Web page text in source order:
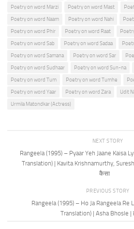
Poetry on word Marzi
Poetry on word Mast
Poetry on word Naam
Poetry on word Nahi
Poetry on word Phir
Poetry on word Raat
Poetry on word Sab
Poetry on word Sadaa
Poetry on word Samana
Poetry on word Sar
Poetry on word Sudhaar
Poetry on word Sun-na
Poetry on word Tum
Poetry on word Tumhe
Poetry on word Yaar
Poetry on word Zara
Udit
Urmila Matondkar (Actress)
NEXT STORY
Rangeela (1995) – Pyaar Yeh Jaane Kaisa
Translation) | Kavita Krishnamurthy, Suresh
कैसा
PREVIOUS STORY
Rangeela (1995) – Ho Ja Rangeela Re
Translation) | Asha Bhosle |